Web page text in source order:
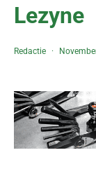
Lezyne
Redactie